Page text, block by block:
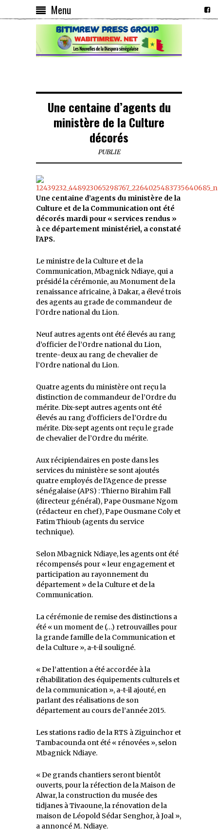
Menu
Une centaine d’agents du
ministère de la Culture
décorés
PUBLIE
Une centaine d’agents du ministère de la
Culture et de la Communication ont été
décorés mardi pour « services rendus »
à ce département ministériel, a constaté
l’APS.
Le ministre de la Culture et de la
Communication, Mbagnick Ndiaye, qui a
présidé la cérémonie, au Monument de la
renaissance africaine, à Dakar, a élevé trois
des agents au grade de commandeur de
l’Ordre national du Lion.
Neuf autres agents ont été élevés au rang
d’officier de l’Ordre national du Lion,
trente-deux au rang de chevalier de
l’Ordre national du Lion.
Quatre agents du ministère ont reçu la
distinction de commandeur de l’Ordre du
mérite. Dix-sept autres agents ont été
élevés au rang d’officiers de l’Ordre du
mérite. Dix-sept agents ont reçu le grade
de chevalier de l’Ordre du mérite.
Aux récipiendaires en poste dans les
services du ministère se sont ajoutés
quatre employés de l’Agence de presse
sénégalaise (APS) : Thierno Birahim Fall
(directeur général), Pape Ousmane Ngom
(rédacteur en chef), Pape Ousmane Coly et
Fatim Thioub (agents du service
technique).
Selon Mbagnick Ndiaye, les agents ont été
récompensés pour « leur engagement et
participation au rayonnement du
département » de la Culture et de la
Communication.
La cérémonie de remise des distinctions a
été « un moment de (…) retrouvailles pour
la grande famille de la Communication et
de la Culture », a-t-il souligné.
« De l’attention a été accordée à la
réhabilitation des équipements culturels et
de la communication », a-t-il ajouté, en
parlant des réalisations de son
département au cours de l’année 2015.
Les stations radio de la RTS à Ziguinchor et
Tambacounda ont été « rénovées », selon
Mbagnick Ndiaye.
« De grands chantiers seront bientôt
ouverts, pour la réfection de la Maison de
Alwar, la construction du musée des
tidjanes à Tivaoune, la rénovation de la
maison de Léopold Sédar Senghor, à Joal »,
a annoncé M. Ndiaye.